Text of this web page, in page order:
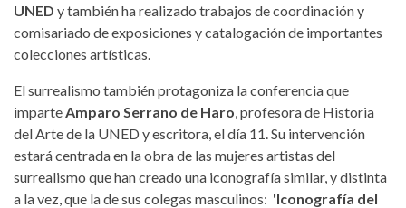
UNED y también ha realizado trabajos de coordinación y
comisariado de exposiciones y catalogación de importantes
colecciones artísticas.
El surrealismo también protagoniza la conferencia que
imparteAmparo Serrano de Haro, profesora de Historia
del Arte de la UNED y escritora, el día 11. Su intervención
estará centrada en la obra de las mujeres artistas del
surrealismo que han creado una iconografía similar, y distinta
a la vez, que la de sus colegas masculinos: 'Iconografía del